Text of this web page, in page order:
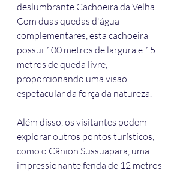
deslumbrante Cachoeira da Velha.
Com duas quedas d'água
complementares, esta cachoeira
possui 100 metros de largura e 15
metros de queda livre,
proporcionando uma visão
espetacular da força da natureza.
Além disso, os visitantes podem
explorar outros pontos turísticos,
como o Cânion Sussuapara, uma
impressionante fenda de 12 metros